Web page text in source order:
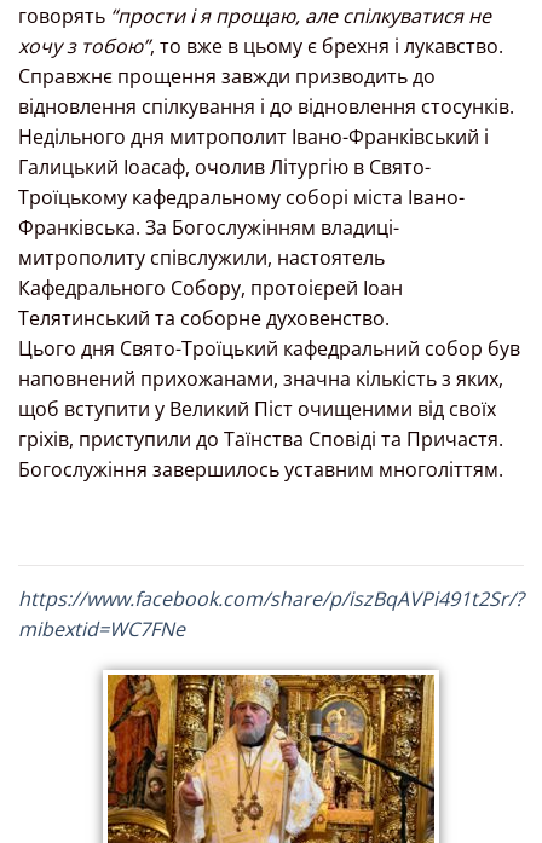
говорять “прости і я прощаю, але спілкуватися не
хочу з тобою”, то вже в цьому є брехня і лукавство.
Справжнє прощення завжди призводить до
відновлення спілкування і до відновлення стосунків.
Недільного дня митрополит Івано-Франківський і
Галицький Іоасаф, очолив Літургію в Свято-
Троїцькому кафедральному соборі міста Івано-
Франківська. За Богослужінням владиці-
митрополиту співслужили, настоятель
Кафедрального Собору, протоієрей Іоан
Телятинський та соборне духовенство.
Цього дня Свято-Троїцький кафедральний собор був
наповнений прихожанами, значна кількість з яких,
щоб вступити у Великий Піст очищеними від своїх
гріхів, приступили до Таїнства Сповіді та Причастя.
Богослужіння завершилось уставним многоліттям.
https://www.facebook.com/share/p/iszBqAVPi491t2Sr/?
mibextid=WC7FNe